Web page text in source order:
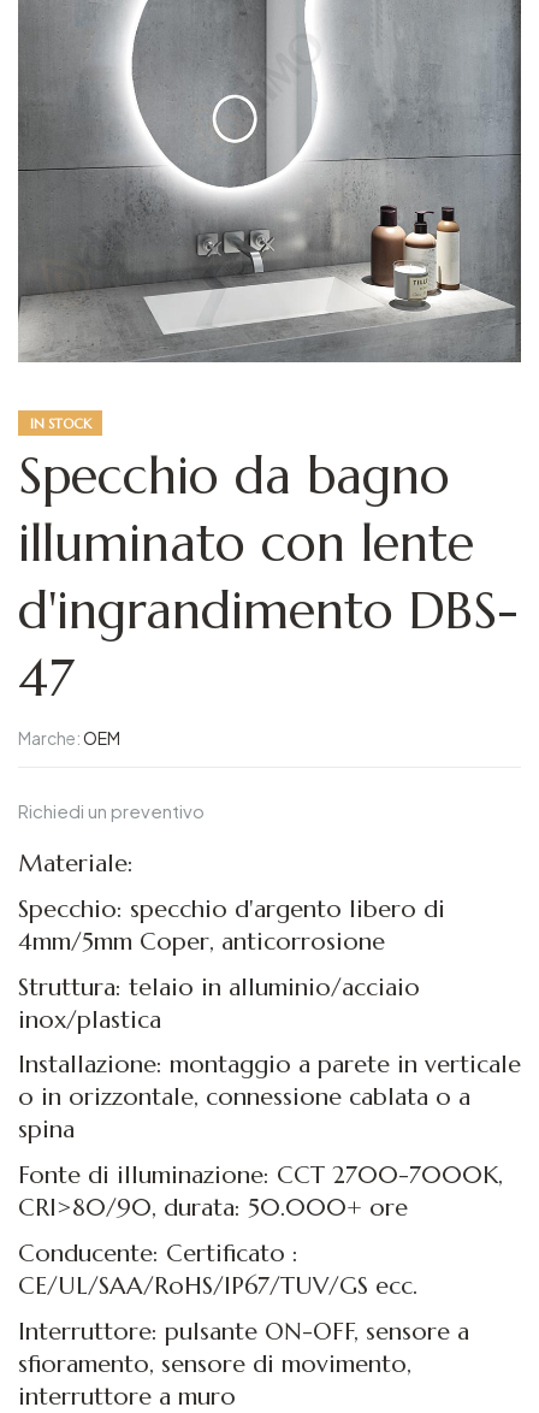
IN STOCK
Specchio da bagno
illuminato con lente
d'ingrandimento DBS-
47
Marche:OEM
Richiedi un preventivo
Materiale:
Specchio: specchio d'argento libero di
4mm/5mm Coper, anticorrosione
Struttura: telaio in alluminio/acciaio
inox/plastica
Installazione: montaggio a parete in verticale
o in orizzontale, connessione cablata o a
spina
Fonte di illuminazione: CCT 2700-7000K,
CRI>80/90, durata: 50.000+ ore
Conducente: Certificato :
CE/UL/SAA/RoHS/IP67/TUV/GS ecc.
Interruttore: pulsante ON-OFF, sensore a
sfioramento, sensore di movimento,
interruttore a muro